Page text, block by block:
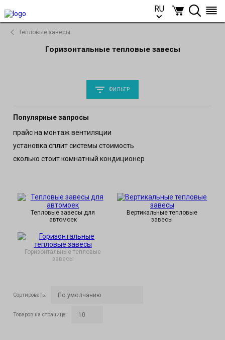
RU
Тепловые завесы
Горизонтальные тепловые завесы
ФИЛЬТР
Популярные запросы
прайс на монтаж вентиляции
установка сплит системы стоимость
сколько стоит комнатный кондиционер
Тепловые завесы для
автомоек
Вертикальные тепловые
завесы
Горизонтальные тепловые
завесы
Сортировать:
Товаров на странице: